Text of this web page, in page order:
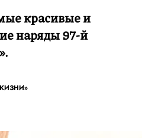
красивые и
наряды 97-й